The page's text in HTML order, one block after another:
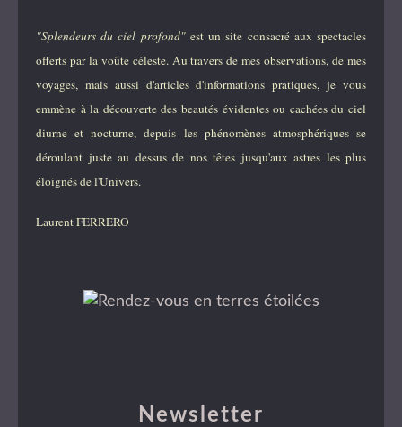
Newsletter
"Splendeurs du ciel profond"est un site consacré aux spectacles
offerts par la voûte céleste. Au travers de mes observations, de mes
voyages, mais aussi d'articles d'informations pratiques, je vous
emmène à la découverte des beautés évidentes ou cachées du ciel
diurne et nocturne, depuis les phénomènes atmosphériques se
déroulant juste au dessus de nos têtes jusqu'aux astres les plus
éloignés de l'Univers.
Laurent FERRERO